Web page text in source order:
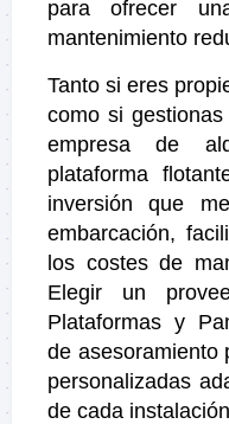
para ofrecer
mantenimiento
Tanto si eres
como si
empresa de
plataforma
inversión que
embarcación,
los costes de
Elegir un
Plataformas y
de asesoramiento
personalizadas
de cada